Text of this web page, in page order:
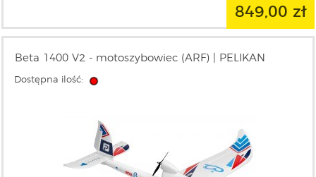
849,00 zł
Beta 1400 V2 - motoszybowiec (ARF) | PELIKAN
Dostępna ilość: